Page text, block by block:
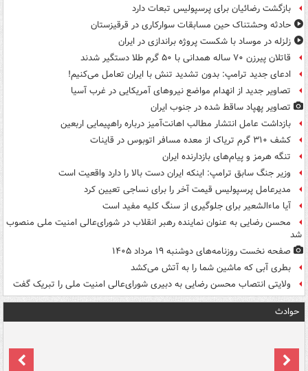
بازگشت رضائیان برای پرسپولیس تبعات دارد
حادثه وحشتناک حین مسابقات سوارکاری در قرقیزستان
زلزله در موساد با شکست پروژه براندازی در ایران
قاتلان پیرزن ۷۰ ساله همدانی با ۵۰ گرم طلا دستگیر شدند
ادعای جدید ترامپ: بدون تشدید تنش با ایران تعامل می‌کنیم!
تصاویر جدید از انهدام مواضع نیروهای آمریکایی در غرب آسیا
تصاویر پهپاد ساقط شده در جنوب ایران
بازداشت عامل انتشار مطالب اهانت‌آمیز درباره راهپیمایی اربعین
کشف ۳۱۰ گرم تریاک از معده مسافر اتوبوس در قاینات
تنگه هرمز و پیام‌های بازدارنده ایران
وزیر جنگ سابق ترامپ: اینکه ایران دست بالا را دارد واقعیت است
مدیرعامل پرسپولیس قیمت آخر را برای نساجی تعیین کرد
آیا ماءالشعیر برای جلوگیری از سنگ کلیه مفید است
محسن رضایی به عنوان نماینده رهبر انقلاب در شورای‌عالی امنیت ملی منصوب
شد
صفحه نخست روزنامه‌های دوشنبه ۱۹ مرداد ۱۴۰۵
بطری آبی که ماشین شما را به آتش می‌کشد
ولایتی انتصاب محسن رضایی به دبیری شورای‌عالی امنیت ملی را تبریک گفت
حوادث